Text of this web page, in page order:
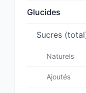
Glucides
Sucres
Naturels
Ajoutés